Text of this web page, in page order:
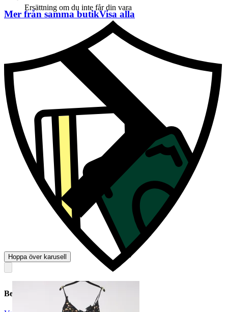
Ersättning om du inte får din vara
Beskrivning
Mer från samma butikVisa alla
Hoppa över karusell